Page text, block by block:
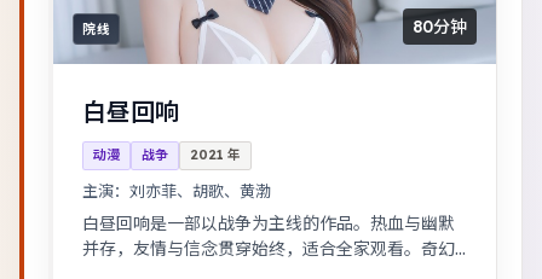
院线 80分钟
白昼回响
动漫 战争 2021 年
主演： 刘亦菲、胡歌、黄渤
白昼回响是一部以战争为主线的作品。热血与幽默
并存，友情与信念贯穿始终，适合全家观看。奇幻